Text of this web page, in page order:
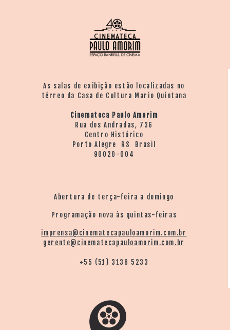
As salas de exibição estão localizadas no
térreo da Casa de Cultura Mario Quintana
Cinemateca Paulo Amorim
Rua dos Andradas, 736
Centro Histórico
Porto Alegre RS Brasil
90020-004
Abertura de terça-feira a domingo
Programação nova às quintas-feiras
imprensa@cinematecapauloamorim.com.br
gerente@cinematecapauloamorim.com.br
+55 (51) 3136 5233